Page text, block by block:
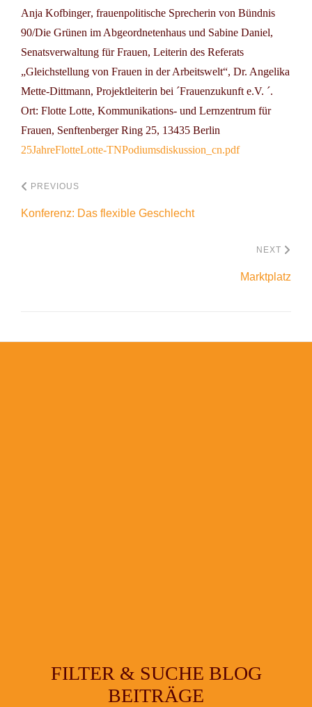
Anja Kofbinger, frauenpolitische Sprecherin von Bündnis
90/Die Grünen im Abgeordnetenhaus und Sabine Daniel,
Senatsverwaltung für Frauen, Leiterin des Referats
„Gleichstellung von Frauen in der Arbeitswelt“, Dr. Angelika
Mette-Dittmann, Projektleiterin bei ´Frauenzukunft e.V. ´.
Ort: Flotte Lotte, Kommunikations- und Lernzentrum für
Frauen, Senftenberger Ring 25, 13435 Berlin
25JahreFlotteLotte-TNPodiumsdiskussion_cn.pdf
PREVIOUS
Konferenz: Das flexible Geschlecht
NEXT
Marktplatz
FILTER & SUCHE BLOG
BEITRÄGE